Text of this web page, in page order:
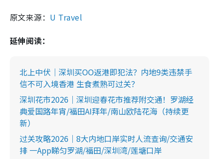
原文来源： U Travel
延伸阅读：
北上中伏｜深圳买OO返港即犯法？内地9类违禁手
信不可入境香港 生食煮熟可过关？
深圳花市2026｜深圳迎春花市推荐附交通！罗湖经
典爱国路年宵/福田AI拜年/南山欧陆花海（持续更
新）
过关攻略2026｜8大内地口岸实时人流查询/交通安
排 一App睇匀罗湖/福田/深圳湾/莲塘口岸